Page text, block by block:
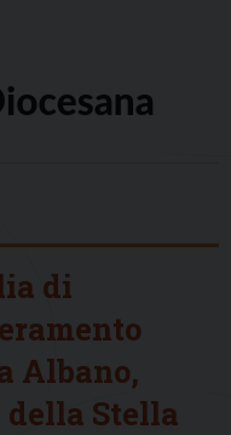
di
Albano,
Stella